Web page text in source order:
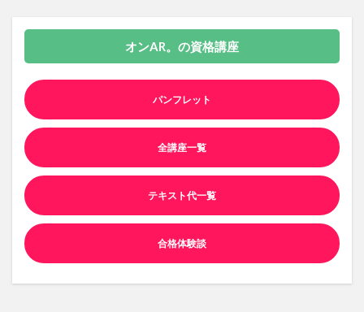
オンAR。の資格講座
パンフレット
全講座一覧
テキスト代一覧
合格体験談